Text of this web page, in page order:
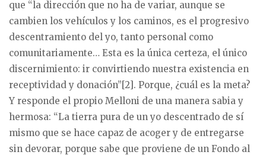
que “la dirección que no ha de variar, aunque se
cambien los vehículos y los caminos, es el progresivo
descentramiento del yo, tanto personal como
comunitariamente… Esta es la única certeza, el único
discernimiento: ir convirtiendo nuestra existencia en
receptividad y donación”[2]. Porque, ¿cuál es la meta?
Y responde el propio Melloni de una manera sabia y
hermosa: “La tierra pura de un yo descentrado de sí
mismo que se hace capaz de acoger y de entregarse
sin devorar, porque sabe que proviene de un Fondo al